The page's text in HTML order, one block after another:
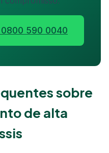
590 0040
sobre
de alta